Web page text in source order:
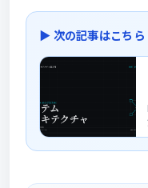
▶ 次の記事はこちら